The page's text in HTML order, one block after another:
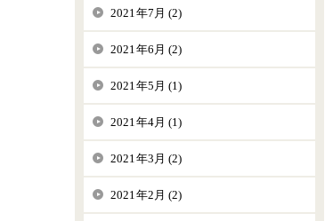
2021年7月 (2)
2021年6月 (2)
2021年5月 (1)
2021年4月 (1)
2021年3月 (2)
2021年2月 (2)